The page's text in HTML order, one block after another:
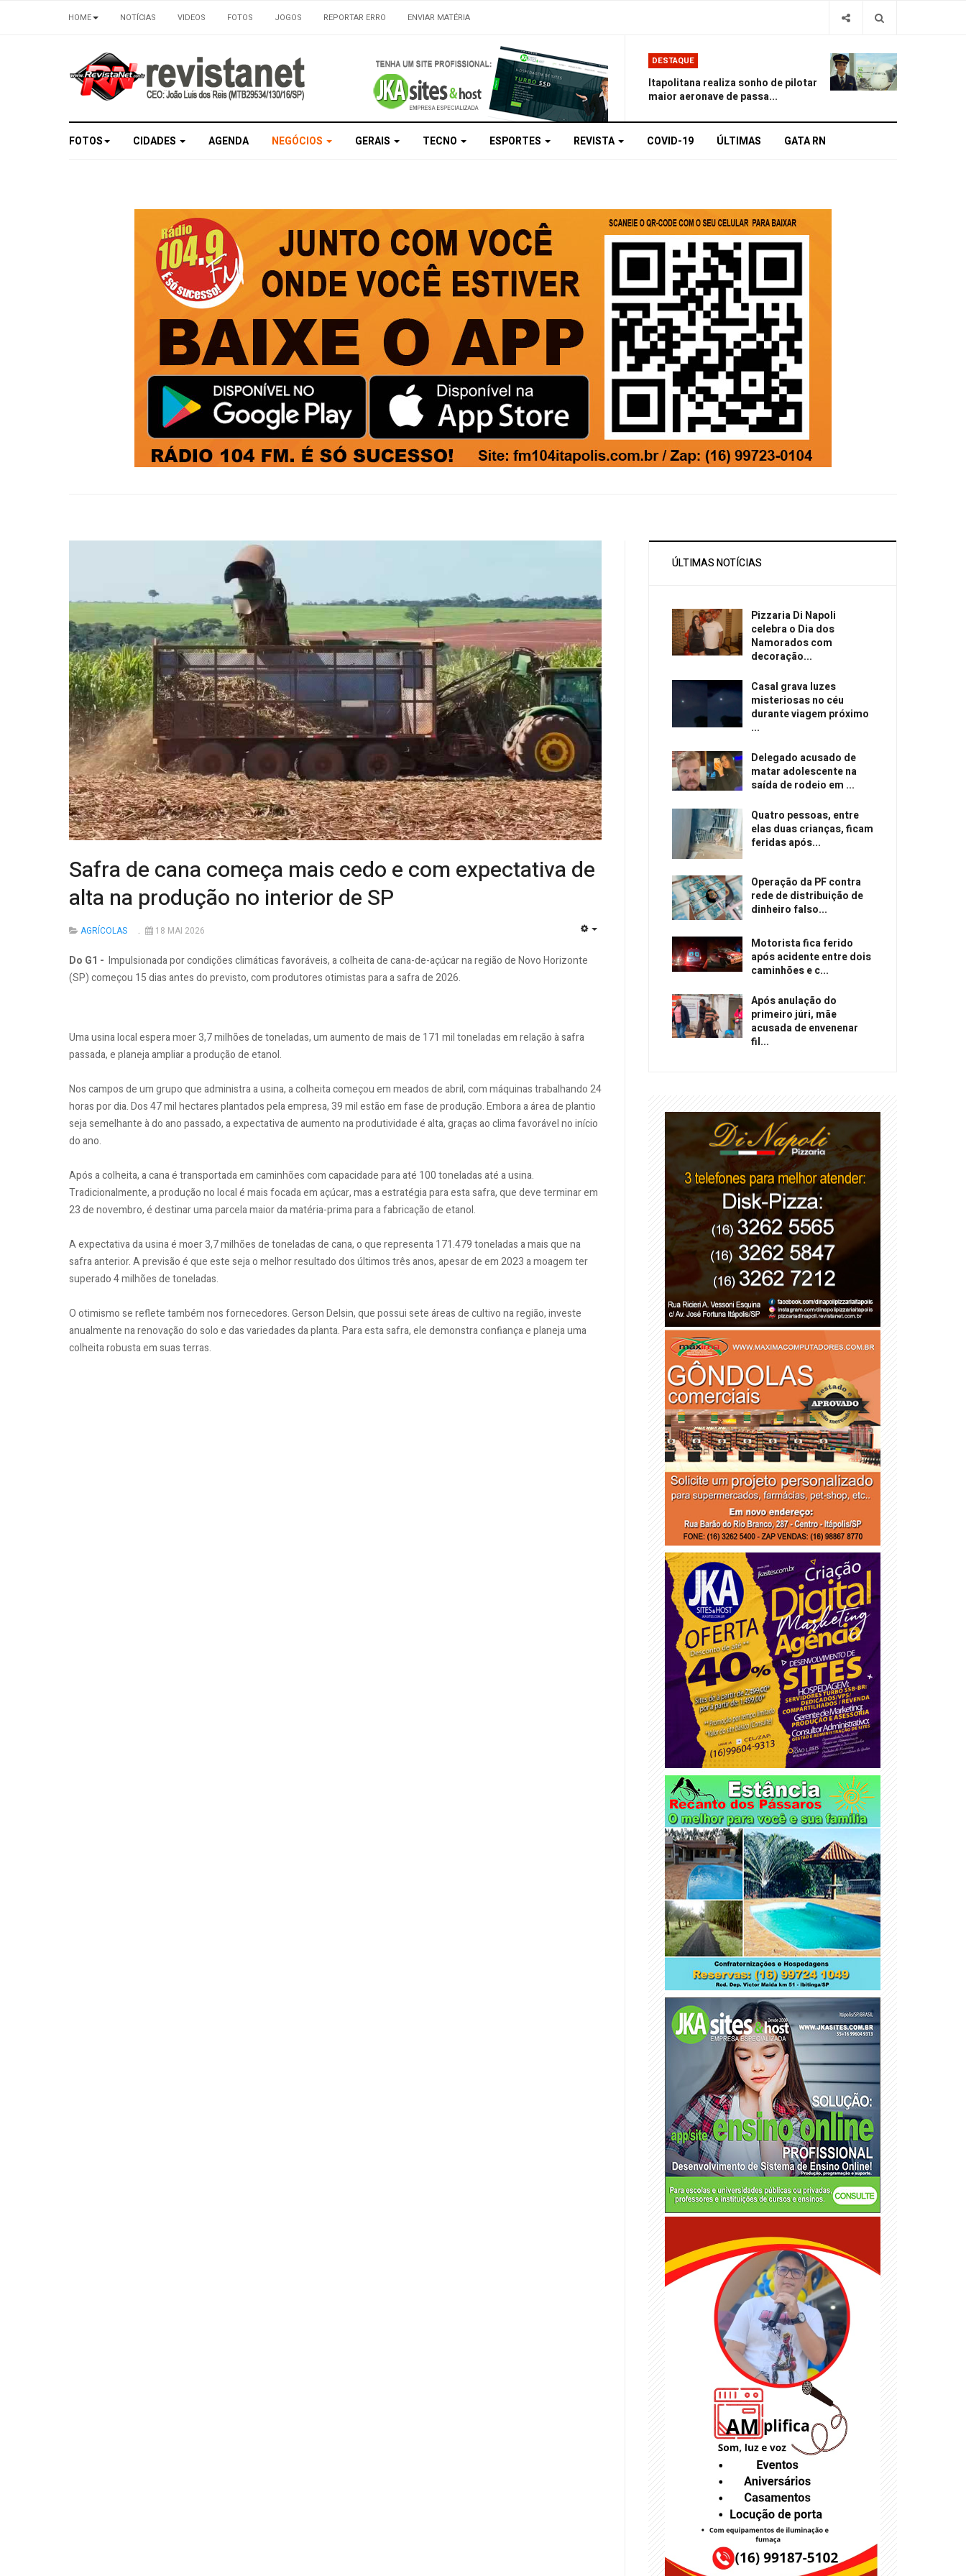
HOME NOTÍCIAS VIDEOS FOTOS JOGOS REPORTAR ERRO ENVIAR MATÉRIA
DESTAQUE
Itapolitana realiza sonho de pilotar
maior aeronave de passa...
FOTOS CIDADES AGENDA NEGÓCIOS GERAIS TECNO ESPORTES REVISTA COVID-19 ÚLTIMAS GATA RN
Safra de cana começa mais cedo e com expectativa de
alta na produção no interior de SP
AGRÍCOLAS 18 MAI 2026
Do G1 - Impulsionada por condições climáticas favoráveis, a colheita de cana-de-açúcar na região de Novo Horizonte
(SP) começou 15 dias antes do previsto, com produtores otimistas para a safra de 2026.
Uma usina local espera moer 3,7 milhões de toneladas, um aumento de mais de 171 mil toneladas em relação à safra
passada, e planeja ampliar a produção de etanol.
Nos campos de um grupo que administra a usina, a colheita começou em meados de abril, com máquinas trabalhando 24
horas por dia. Dos 47 mil hectares plantados pela empresa, 39 mil estão em fase de produção. Embora a área de plantio
seja semelhante à do ano passado, a expectativa de aumento na produtividade é alta, graças ao clima favorável no início
do ano.
Após a colheita, a cana é transportada em caminhões com capacidade para até 100 toneladas até a usina.
Tradicionalmente, a produção no local é mais focada em açúcar, mas a estratégia para esta safra, que deve terminar em
23 de novembro, é destinar uma parcela maior da matéria-prima para a fabricação de etanol.
A expectativa da usina é moer 3,7 milhões de toneladas de cana, o que representa 171.479 toneladas a mais que na
safra anterior. A previsão é que este seja o melhor resultado dos últimos três anos, apesar de em 2023 a moagem ter
superado 4 milhões de toneladas.
O otimismo se reflete também nos fornecedores. Gerson Delsin, que possui sete áreas de cultivo na região, investe
anualmente na renovação do solo e das variedades da planta. Para esta safra, ele demonstra confiança e planeja uma
colheita robusta em suas terras.
ÚLTIMAS NOTÍCIAS
Pizzaria Di Napoli
celebra o Dia dos
Namorados com
decoração...
Casal grava luzes
misteriosas no céu
durante viagem próximo
...
Delegado acusado de
matar adolescente na
saída de rodeio em ...
Quatro pessoas, entre
elas duas crianças, ficam
feridas após...
Operação da PF contra
rede de distribuição de
dinheiro falso...
Motorista fica ferido
após acidente entre dois
caminhões e c...
Após anulação do
primeiro júri, mãe
acusada de envenenar
fil...